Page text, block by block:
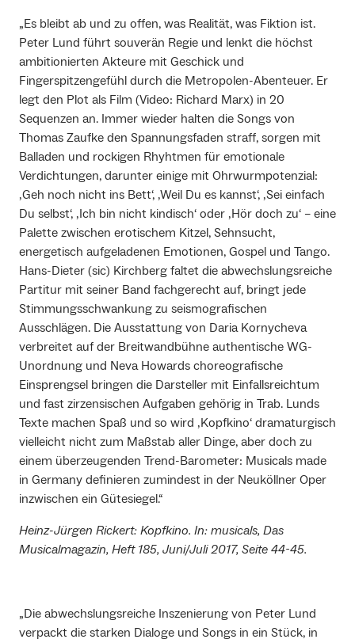
„Es bleibt ab und zu offen, was Realität, was Fiktion ist.
Peter Lund führt souverän Regie und lenkt die höchst
ambitionierten Akteure mit Geschick und
Fingerspitzengefühl durch die Metropolen-Abenteuer. Er
legt den Plot als Film (Video: Richard Marx) in 20
Sequenzen an. Immer wieder halten die Songs von
Thomas Zaufke den Spannungsfaden straff, sorgen mit
Balladen und rockigen Rhyhtmen für emotionale
Verdichtungen, darunter einige mit Ohrwurmpotenzial:
‚Geh noch nicht ins Bett‘, ‚Weil Du es kannst‘, ‚Sei einfach
Du selbst‘, ‚Ich bin nicht kindisch‘ oder ‚Hör doch zu‘ – eine
Palette zwischen erotischem Kitzel, Sehnsucht,
energetisch aufgeladenen Emotionen, Gospel und Tango.
Hans-Dieter (sic) Kirchberg faltet die abwechslungsreiche
Partitur mit seiner Band fachgerecht auf, bringt jede
Stimmungsschwankung zu seismografischen
Ausschlägen. Die Ausstattung von Daria Kornycheva
verbreitet auf der Breitwandbühne authentische WG-
Unordnung und Neva Howards choreografische
Einsprengsel bringen die Darsteller mit Einfallsreichtum
und fast zirzensischen Aufgaben gehörig in Trab. Lunds
Texte machen Spaß und so wird ‚Kopfkino‘ dramaturgisch
vielleicht nicht zum Maßstab aller Dinge, aber doch zu
einem überzeugenden Trend-Barometer: Musicals made
in Germany definieren zumindest in der Neuköllner Oper
inzwischen ein Gütesiegel.“
Heinz-Jürgen Rickert: Kopfkino. In: musicals, Das
Musicalmagazin, Heft 185, Juni/Juli 2017, Seite 44-45.
„Die abwechslungsreiche Inszenierung von Peter Lund
verpackt die starken Dialoge und Songs in ein Stück, in